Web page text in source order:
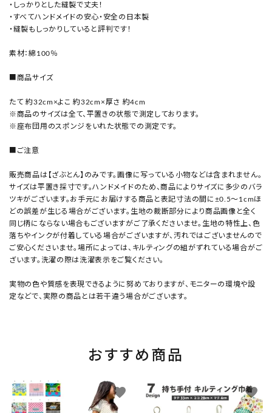
・しっかりとした縫製で丈夫！
・すべてハンドメイドの安心・安全の日本製
・縫製もしっかりしていると評判です！
素材：綿100％
■商品サイズ
たて 約32cm×よこ 約32cm×厚さ 約4cm
※商品のサイズは全て、平置きの状態で測定しております。
※座布団用のスポンジをいれた状態での測定です。
■ご注意
販売商品は【ざぶとん】のみです。画像に写っている小物などは含まれません。
サイズは平置き採寸です。ハンドメイドのため、商品によりサイズに多少のバラ
ツキがございます。お手元にお届けする商品と表記寸法の間に±0.5～1cmほ
どの誤差が生じる場合がございます。生地の裁断部分により商品画像と全く
同じ柄にならない場合もございますがご了承くださいませ。生地の特性上、色
落ちやインクが付着している場合がございますが、汚れではございませんので
ご安心くださいませ。場所によっては、キルティングの組がずれている場合がご
ざいます。洗濯の際は洗濯表示をご覧ください。
実物の色や質感を表現できるように努めておりますが、モニターの環境や設
定などで、実際の商品とは若干違う場合がございます。
おすすめ商品
favorite favorite